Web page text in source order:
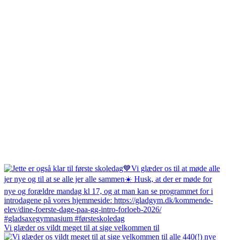
Vi glæder os vildt meget til at sige velkommen til